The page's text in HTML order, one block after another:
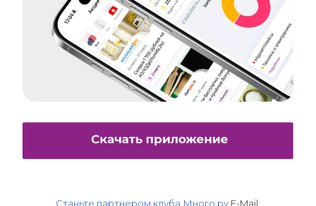
Станьте партнером клуба Много.ру E-Mail: